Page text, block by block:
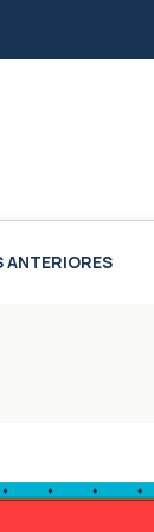
Ruas
no exterior
ANTERIORES